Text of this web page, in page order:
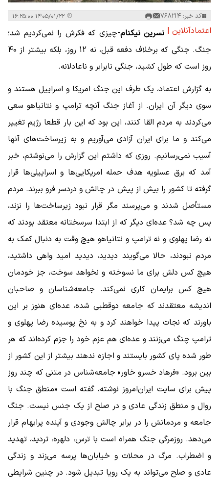
کد خبر: 768214
اعتمادآنلاین | نسرین نیکنام-چیزی که فکرش را نمی‌کردیم شد؛
جنگ. جنگی که برخلاف دفعه قبل، نه 12 روز، بلکه بیشتر از 40
روز است که طول کشید، جنگی نابرابر و ناعادلانه.
به گزارش اعتماد، یک طرف این جنگ امریکا و اسراییل هستند و
سوی دیگر آن ایران. از آغاز جنگ آنچه ترامپ و نتانیاهو سعی
می‌کردند به مردم القا کنند، این بود که این ‌بار قطعا رژیم تغییر
می‌کند و ما برای ایران آزادی می‌آوریم و به زیرساخت‌های آنها
آسیب نمی‌رسانیم. روزی که داشتم این گزارش را می‌نوشتم، خبر
آمد که برق عسلویه هدف حمله امریکایی‌ها و اسراییلی‌ها قرار
گرفته تا کشور را بیش از پیش در چالش و دردسر فرو ببرند. مردم
مستأصل شدند و می‌پرسند مگر قرار نبود زیرساخت‌ها را نزند،
پس چه شد؟ عده‌ای دیگر که از ابتدا سرسختانه معتقد بودند که
نه رضا پهلوی و نه ترامپ و نتانیاهو هیچ ‌وقت به دنبال کمک به
مردم نبودند، حالا می‌گویند دیدید، دیدید امید واهی داشتید،
هیچ کس دلش برای ما نسوخته و نخواهد سوخت، جز خودمان
هیچ کس برایمان کاری نمی‌کند. جامعه‌شناسان و صاحبان
اندیشه معتقدند که جامعه دوقطبی شده، عده‌ای هنوز بر این
باورند که نجات پیدا خواهند کرد و به نخ پوسیده رضا پهلوی و
ترامپ چنگ می‌زنند و عده‌ای هم عزم خود را جزم کرده‌اند که هر
طور شده پای کشور بایستند و اجازه ندهند بیشتر از این کشور از
بین برود. «فرهاد خسرو خاور» جامعه‌شناس در متنی که چند روز
پیش برای سایت ایران‌امروز نوشته، گفته است «منطق جنگ با
روال و منطق زندگی عادی و در صلح از یک جنس نیست. جنگ
جامعه و مردمانش را در برابر چالش وجودی و آینده پرابهام قرار
می‌دهد. روزمر‌گی جنگ همراه است با ترس، دلهره، تردید، تهدید
و اضطراب. مرگ در محلات و خیابان‌ها پرسه می‌زند و زندگی
عادی و صلح می‌تواند به یک رویا تبدیل شود. در چنین شرایطی